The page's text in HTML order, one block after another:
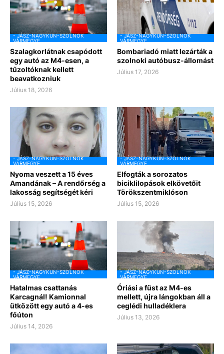
- JÁSZ-NAGYKUN-SZOLNOK
VÁRMEGYE
Szalagkorlátnak csapódott
egy autó az M4-esen, a
tűzoltóknak kellett
beavatkozniuk
Július 18, 2026
- JÁSZ-NAGYKUN-SZOLNOK
VÁRMEGYE
Bombariadó miatt lezárták a
szolnoki autóbusz-állomást
Július 17, 2026
- JÁSZ-NAGYKUN-SZOLNOK
VÁRMEGYE
Nyoma veszett a 15 éves
Amandának – A rendőrség a
lakosság segítségét kéri
Július 15, 2026
- JÁSZ-NAGYKUN-SZOLNOK
VÁRMEGYE
Elfogták a sorozatos
biciklilopások elkövetőit
Törökszentmiklóson
Július 15, 2026
- JÁSZ-NAGYKUN-SZOLNOK
VÁRMEGYE
Hatalmas csattanás
Karcagnál! Kamionnal
ütközött egy autó a 4-es
főúton
Július 14, 2026
- JÁSZ-NAGYKUN-SZOLNOK
VÁRMEGYE
Óriási a füst az M4-es
mellett, újra lángokban áll a
ceglédi hulladéklera
Július 13, 2026